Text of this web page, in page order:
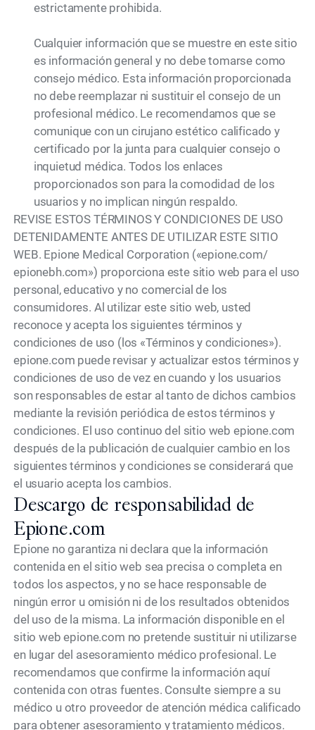
estrictamente prohibida.
Cualquier información que se muestre en este sitio
es información general y no debe tomarse como
consejo médico. Esta información proporcionada
no debe reemplazar ni sustituir el consejo de un
profesional médico. Le recomendamos que se
comunique con un cirujano estético calificado y
certificado por la junta para cualquier consejo o
inquietud médica. Todos los enlaces
proporcionados son para la comodidad de los
usuarios y no implican ningún respaldo.
REVISE ESTOS TÉRMINOS Y CONDICIONES DE USO
DETENIDAMENTE ANTES DE UTILIZAR ESTE SITIO
WEB. Epione Medical Corporation («epione.com/
epionebh.com») proporciona este sitio web para el uso
personal, educativo y no comercial de los
consumidores. Al utilizar este sitio web, usted
reconoce y acepta los siguientes términos y
condiciones de uso (los «Términos y condiciones»).
epione.com puede revisar y actualizar estos términos y
condiciones de uso de vez en cuando y los usuarios
son responsables de estar al tanto de dichos cambios
mediante la revisión periódica de estos términos y
condiciones. El uso continuo del sitio web epione.com
después de la publicación de cualquier cambio en los
siguientes términos y condiciones se considerará que
el usuario acepta los cambios.
Descargo de responsabilidad de
Epione.com
Epione no garantiza ni declara que la información
contenida en el sitio web sea precisa o completa en
todos los aspectos, y no se hace responsable de
ningún error u omisión ni de los resultados obtenidos
del uso de la misma. La información disponible en el
sitio web epione.com no pretende sustituir ni utilizarse
en lugar del asesoramiento médico profesional. Le
recomendamos que confirme la información aquí
contenida con otras fuentes. Consulte siempre a su
médico u otro proveedor de atención médica calificado
para obtener asesoramiento y tratamiento médicos.